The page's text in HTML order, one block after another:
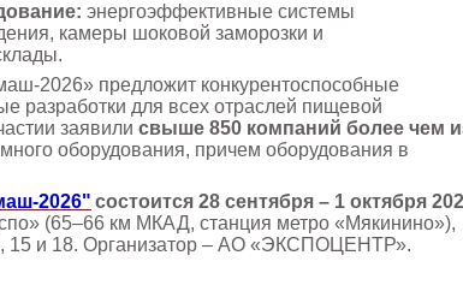
энергоэффективные системы
камеры шоковой заморозки и
2026» предложит конкурентоспособные
разработки для всех отраслей пищевой
заявили свыше 850 компаний более чем
оборудования, причем оборудования в
2026" состоится 28 сентября – 1 октября
(65–66 км МКАД, станция метро «Мякинино»),
15 и 18. Организатор – АО «ЭКСПОЦЕНТР».